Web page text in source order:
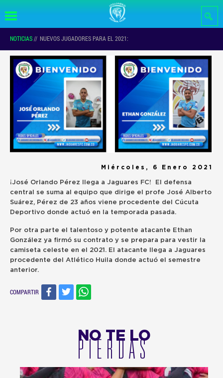
Pasar al
principal
NOTICIAS// NUEVOS JUGADORES PARA EL 2021:
Miércoles, 6 Enero 2021
¡José Orlando Pérez llega a Jaguares FC! El defensa
central se suma al equipo que dirige el profe José Alberto
Suárez, Pérez de 23 años viene procedente del Cúcuta
Deportivo donde actuó en la temporada pasada.
Por otra parte el talentoso y potente atacante Ethan
González ya firmó su contrato y se prepara para vestir la
camiseta celeste en el 2021. El atacante llega a Jaguares
procedente del Atlético Huila donde actuó el semestre
anterior.
COMPARTIR
NO TE LO
PIERDAS